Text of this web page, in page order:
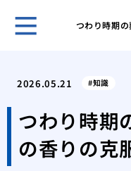
つわり時期
2026.05.21 知識
つわり時期
の香りの克